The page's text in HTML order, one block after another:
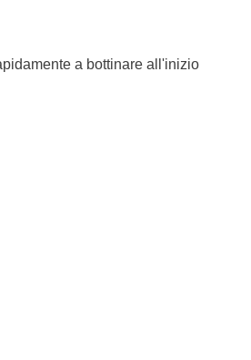
a bottinare all'inizio